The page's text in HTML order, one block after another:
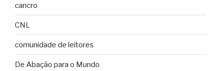
cancro
CNL
comunidade de leitores
De Abação para o Mundo